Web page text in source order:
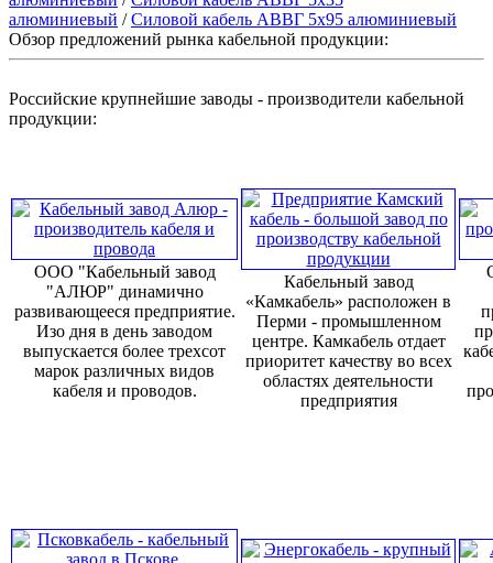
алюминиевый /Силовой кабель АВВГ 5х95 алюминиевый
Обзор предложений рынка кабельной продукции:
Российские крупнейшие заводы - производители кабельной
продукции:
ООО "Кабельный завод
"АЛЮР" динамично
развивающееся предприятие.
Изо дня в день заводом
выпускается более трехсот
марок различных видов
кабеля и проводов.
Кабельный завод
«Камкабель» расположен в
Перми - промышленном
центре. Камкабель отдает
приоритет качеству во всех
областях деятельности
предприятия